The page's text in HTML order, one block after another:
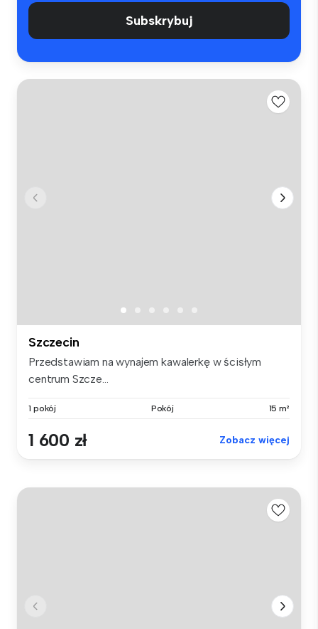
Subskrybuj
Szczecin
Przedstawiam na wynajem kawalerkę w ścisłym
centrum Szcze...
1 pokój Pokój 15 m²
1 600 zł Zobacz więcej